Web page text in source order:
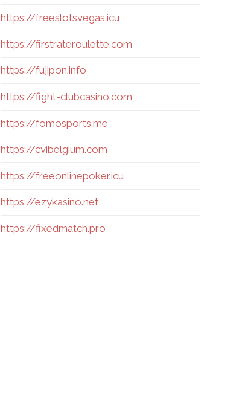
https://freeslotsvegas.icu
https://firstrateroulette.com
https://fujipon.info
https://fight-clubcasino.com
https://fomosports.me
https://cvibelgium.com
https://freeonlinepoker.icu
https://ezykasino.net
https://fixedmatch.pro